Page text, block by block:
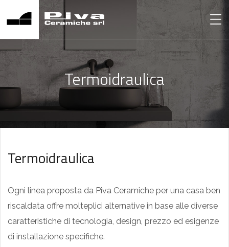
Termoidraulica
Termoidraulica
Ogni linea proposta da Piva Ceramiche per una casa ben
riscaldata offre molteplici alternative in base alle diverse
caratteristiche di tecnologia, design, prezzo ed esigenze
di installazione specifiche.